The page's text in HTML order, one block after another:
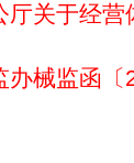
厅关于经
办械监函